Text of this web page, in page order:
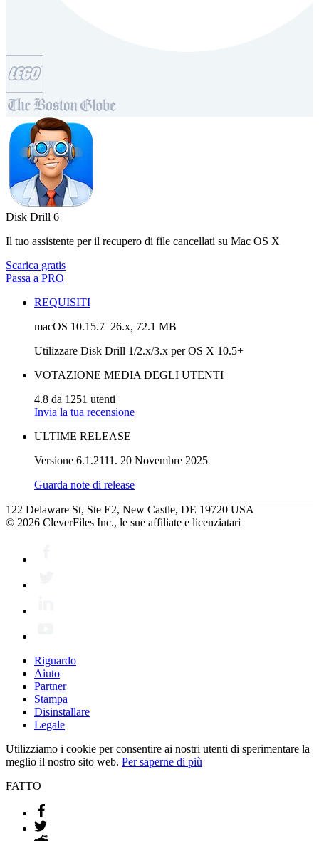
Disk Drill 6
Il tuo assistente per il recupero di file cancellati su Mac OS X
Scarica gratis
Passa a PRO
REQUISITI
macOS 10.15.7–26.x, 72.1 MB
Utilizzare Disk Drill 1/2.x/3.x per OS X 10.5+
VOTAZIONE MEDIA DEGLI UTENTI
4.8 da 1251 utenti
Invia la tua recensione
ULTIME RELEASE
Versione 6.1.2111. 20 Novembre 2025
Guarda note di release
122 Delaware St, Ste E2, New Castle, DE 19720 USA
© 2026 CleverFiles Inc., le sue affiliate e licenziatari
Riguardo
Aiuto
Partner
Stampa
Disinstallare
Legale
Utilizziamo i cookie per consentire ai nostri utenti di sperimentare la
meglio il nostro sito web. Per saperne di più
FATTO